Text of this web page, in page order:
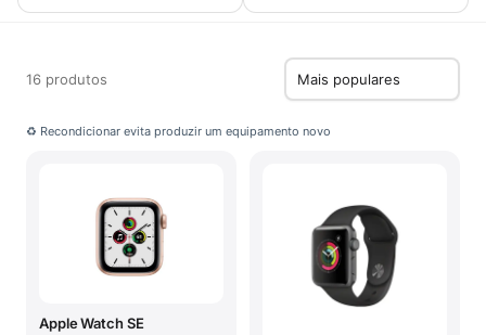
16 produtos
♻ Recondicionar evita produzir um equipamento novo
Apple Watch SE